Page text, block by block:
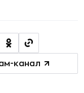
канал